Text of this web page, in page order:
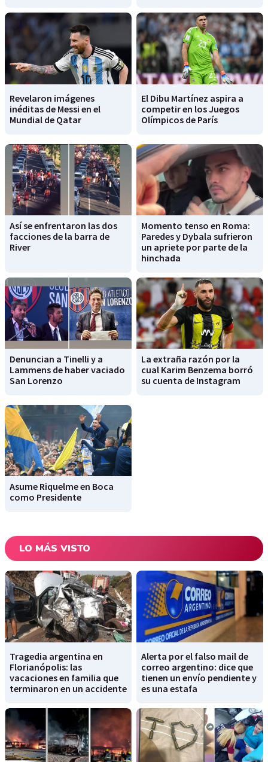
Revelaron imágenes
inéditas de Messi en el
Mundial de Qatar
El Dibu Martínez aspira a
competir en los Juegos
Olímpicos de París
Así se enfrentaron las dos
facciones de la barra de
River
Momento tenso en Roma:
Paredes y Dybala sufrieron
un apriete por parte de la
hinchada
Denuncian a Tinelli y a
Lammens de haber vaciado
San Lorenzo
La extraña razón por la
cual Karim Benzema borró
su cuenta de Instagram
Asume Riquelme en Boca
como Presidente
LO MÁS VISTO
Tragedia argentina en
Florianópolis: las
vacaciones en familia que
terminaron en un accidente
Alerta por el falso mail de
correo argentino: dice que
tienen un envío pendiente y
es una estafa